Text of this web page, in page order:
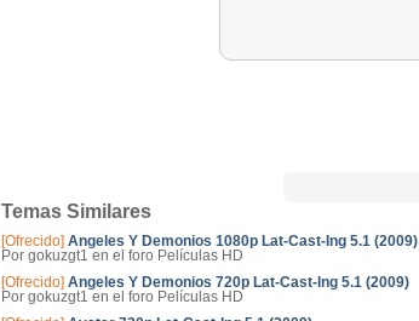
Temas Similares
[Ofrecido] Angeles Y Demonios 1080p Lat-Cast-Ing 5.1 (2009)
Por gokuzgt1 en el foro Películas HD
[Ofrecido] Angeles Y Demonios 720p Lat-Cast-Ing 5.1 (2009)
Por gokuzgt1 en el foro Películas HD